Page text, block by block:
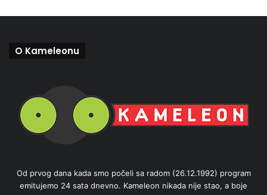
O Kameleonu
Od prvog dana kada smo počeli sa radom (26.12.1992) program
emitujemo 24 sata dnevno. Kameleon nikada nije stao, a boje